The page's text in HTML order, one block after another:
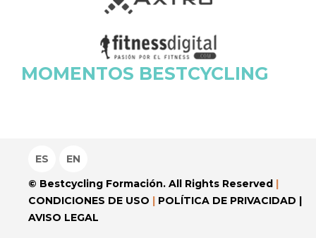
MOMENTOS BESTCYCLING
ES
EN
© Bestcycling Formación. All Rights Reserved |
CONDICIONES DE USO | POLÍTICA DE PRIVACIDAD |
AVISO LEGAL